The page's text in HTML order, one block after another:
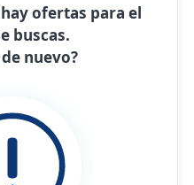
hay ofertas para el
buscas.
nuevo?